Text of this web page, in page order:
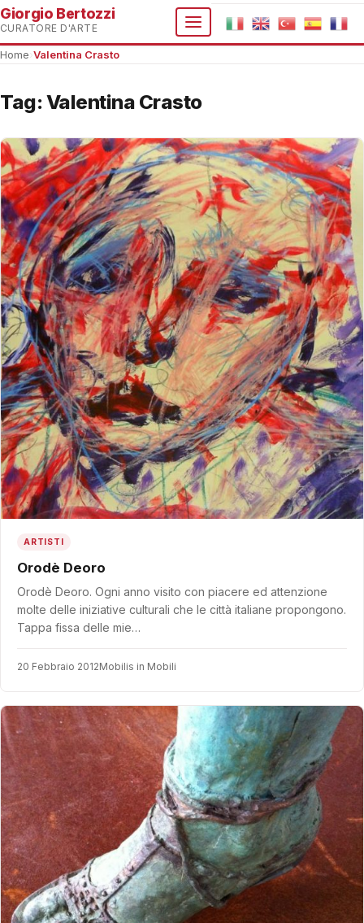
Giorgio Bertozzi
CURATORE D'ARTE
Home Valentina Crasto
Tag: Valentina Crasto
ARTISTI
Orodè Deoro
Orodè Deoro. Ogni anno visito con piacere ed attenzione
molte delle iniziative culturali che le città italiane propongono.
Tappa fissa delle mie…
20 Febbraio 2012Mobilis in Mobili